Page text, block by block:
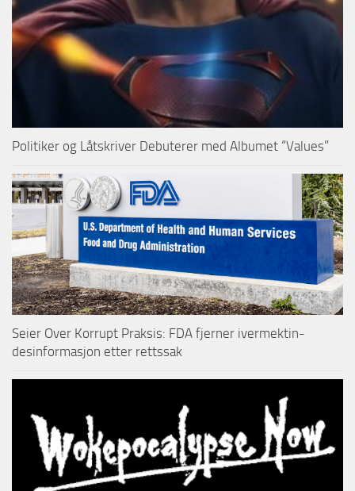
Politiker og Låtskriver Debuterer med Albumet “Values”
Seier Over Korrupt Praksis: FDA fjerner ivermektin-
desinformasjon etter rettssak